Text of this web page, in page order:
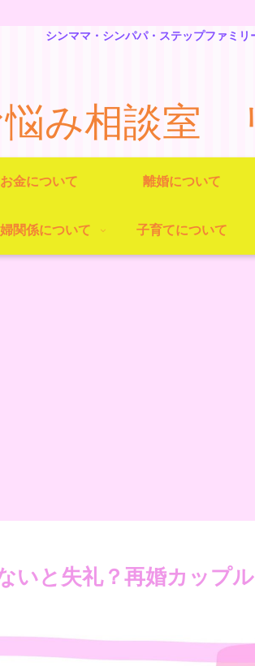
シンママ・シンパパ・ステップファミリ
み相談室
お金について 離婚について
関係について 子育てについて
いと失礼？再婚カップ